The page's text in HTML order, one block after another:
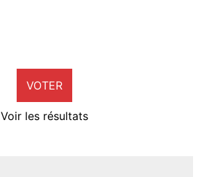
VOTER
Voir les résultats